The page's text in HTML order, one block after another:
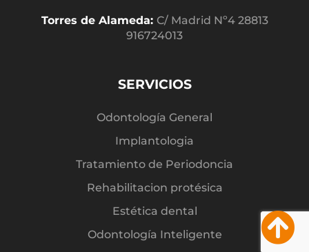
Torres de Alameda: C/ Madrid Nº4 28813
916724013
SERVICIOS
Odontología General
Implantologia
Tratamiento de Periodoncia
Rehabilitacion protésica
Estética dental
Odontología Inteligente